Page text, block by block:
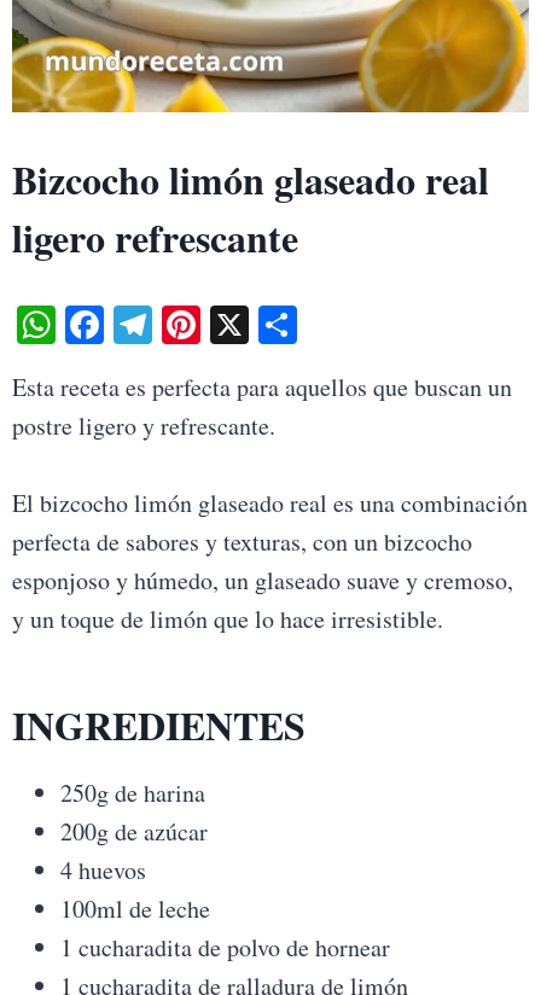
Bizcocho limón glaseado real
ligero refrescante
W
ts
A
Fa
bo
ok
Te
gr
a
Pi
er
es
X S
re
Esta receta es perfecta para aquellos que buscan un
postre ligero y refrescante.
El bizcocho limón glaseado real es una combinación
perfecta de sabores y texturas, con un bizcocho
esponjoso y húmedo, un glaseado suave y cremoso,
y un toque de limón que lo hace irresistible.
INGREDIENTES
250g de harina
200g de azúcar
4 huevos
100ml de leche
1 cucharadita de polvo de hornear
1 cucharadita de ralladura de limón